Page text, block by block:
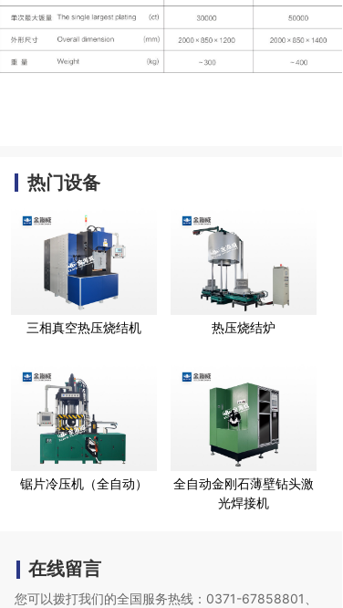
三相真空热压烧结机 热压烧结炉
锯片冷压机（全自动）
全自动金刚石薄壁钻头激
光焊接机
热门设备
在线留言
您可以拨打我们的全国服务热线：0371-67858801、